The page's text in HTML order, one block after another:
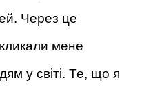
Через це
мене
у світі. Те, що я